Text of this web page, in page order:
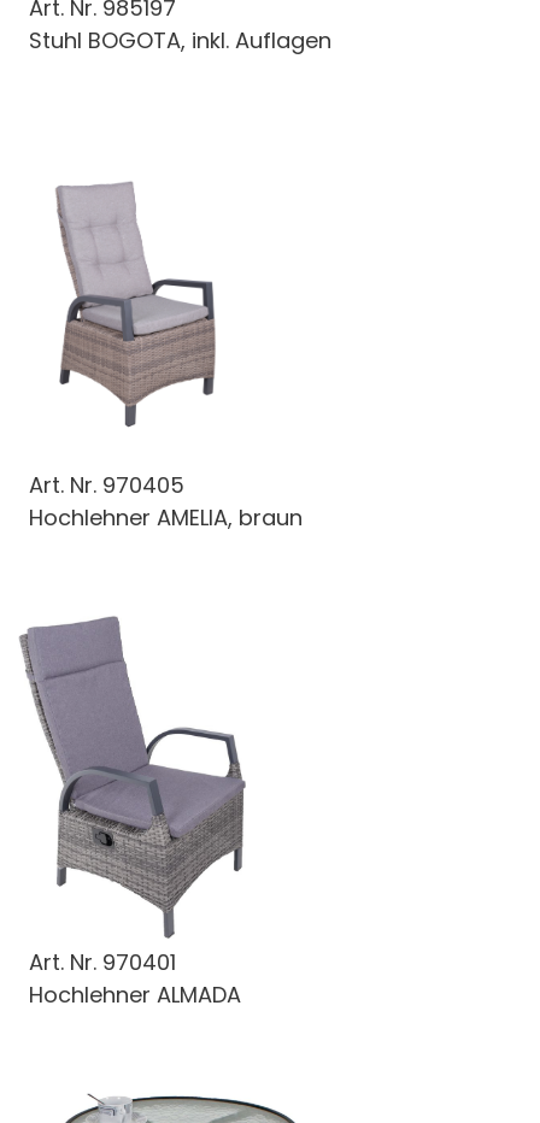
Art. Nr. 985197
Stuhl BOGOTA, inkl. Auflagen
Art. Nr. 970405
Hochlehner AMELIA, braun
Art. Nr. 970401
Hochlehner ALMADA